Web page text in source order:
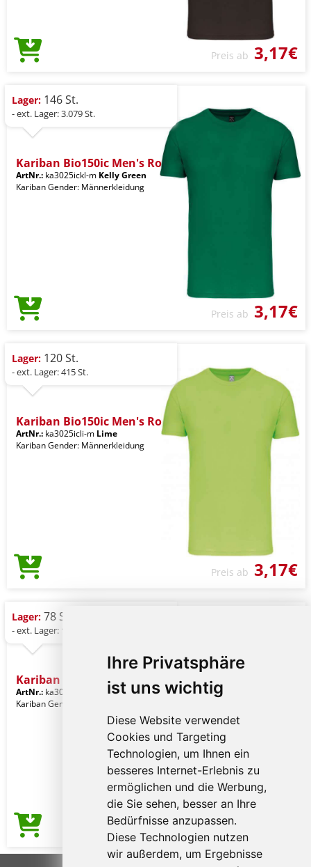
Ihre Privatsphäre
ist uns wichtig
Diese Website verwendet
Cookies und Targeting
Technologien, um Ihnen ein
besseres Internet-Erlebnis zu
ermöglichen und die Werbung,
die Sie sehen, besser an Ihre
Bedürfnisse anzupassen.
Diese Technologien nutzen
wir außerdem, um Ergebnisse
Preis ab 3,17€
Lager: 146 St.
- ext. Lager: 3.079 St.
Kariban Bio150ic Men's Ro
ArtNr.: ka3025ickl-m Kelly Green
Kariban Gender: Männerkleidung
Preis ab 3,17€
Lager: 120 St.
- ext. Lager: 415 St.
Kariban Bio150ic Men's Ro
ArtNr.: ka3025icli-m Lime
Kariban Gender: Männerkleidung
Preis ab 3,17€
Lager: 78 St.
- ext. Lager: 1.259 St.
Kariban Bio150ic Men's Ro
ArtNr.: ka3025icicm-m
Chalky Mint
Kariban Gender: Männerkleidung